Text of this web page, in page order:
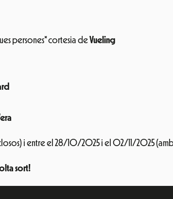
persones* cortesia deVueling
i entre el 28/10/2025 i el 02/11/2025
sort!